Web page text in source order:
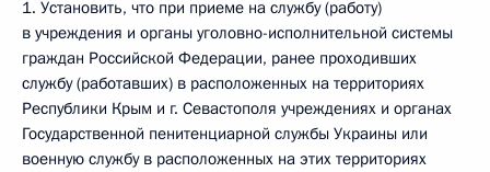
1. Установить, что при приеме на службу (работу)
в учреждения и органы уголовно-исполнительной системы
граждан Российской Федерации, ранее проходивших
службу (работавших) в расположенных на территориях
Республики Крым и г. Севастополя учреждениях и органах
Государственной пенитенциарной службы Украины или
военную службу в расположенных на этих территориях